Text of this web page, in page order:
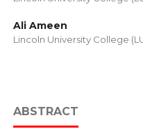
Ali Ameen
Lincoln University College
ABSTRACT